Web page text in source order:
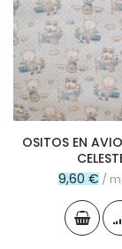
OSITOS EN
9,60 € /